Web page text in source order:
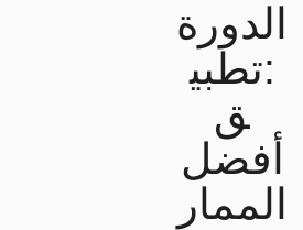
الدورة
:تطبي
ق
أفضل
الممار